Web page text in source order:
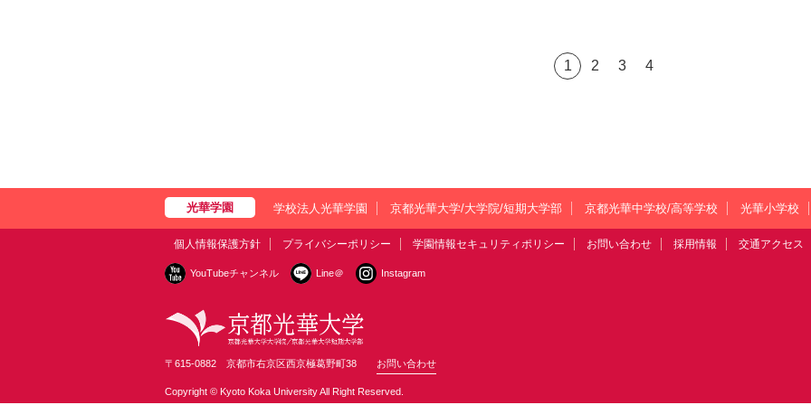
1 2 3 4
学校法人光華学園 京都光華大学/大学院/短期大学部 京都光華中学校/高等学校 光華小学校
個人情報保護方針 プライバシーポリシー 学園情報セキュリティポリシー お問い合わせ 採用情報 交通アクセス
YouTubeチャンネル Line＠ Instagram
〒615-0882 京都市右京区西京極葛野町38 お問い合わせ
Copyright © Kyoto Koka University All Right Reserved.